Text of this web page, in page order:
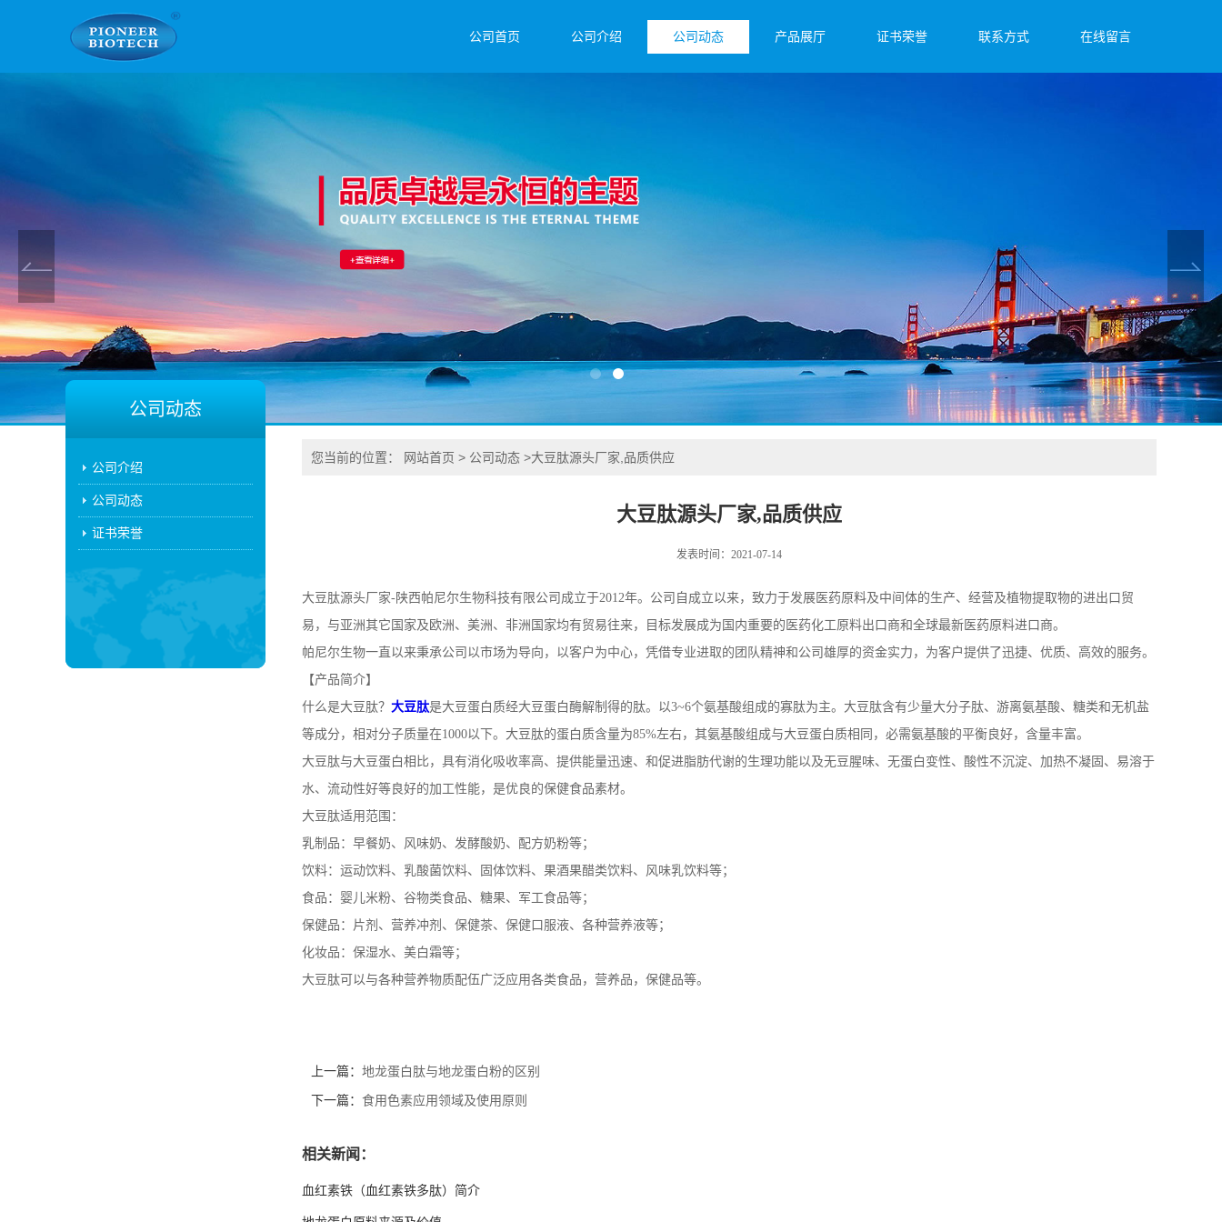
公司首页 公司介绍 公司动态 产品展厅 证书荣誉 联系方式 在线留言
公司动态
公司介绍
公司动态
证书荣誉
您当前的位置： 网站首页 > 公司动态 >大豆肽源头厂家,品质供应
大豆肽源头厂家,品质供应
发表时间：2021-07-14
大豆肽源头厂家-陕西帕尼尔生物科技有限公司成立于2012年。公司自成立以来，致力于发展医药原料及中间体的生产、经营及植物提取物的进出口贸
易，与亚洲其它国家及欧洲、美洲、非洲国家均有贸易往来，目标发展成为国内重要的医药化工原料出口商和全球最新医药原料进口商。
帕尼尔生物一直以来秉承公司以市场为导向，以客户为中心，凭借专业进取的团队精神和公司雄厚的资金实力，为客户提供了迅捷、优质、高效的服务。
【产品简介】
什么是大豆肽？ 大豆肽是大豆蛋白质经大豆蛋白酶解制得的肽。以3~6个氨基酸组成的寡肽为主。大豆肽含有少量大分子肽、游离氨基酸、糖类和无机盐
等成分，相对分子质量在1000以下。大豆肽的蛋白质含量为85%左右，其氨基酸组成与大豆蛋白质相同，必需氨基酸的平衡良好，含量丰富。
大豆肽与大豆蛋白相比，具有消化吸收率高、提供能量迅速、和促进脂肪代谢的生理功能以及无豆腥味、无蛋白变性、酸性不沉淀、加热不凝固、易溶于
水、流动性好等良好的加工性能，是优良的保健食品素材。
大豆肽适用范围：
乳制品：早餐奶、风味奶、发酵酸奶、配方奶粉等；
饮料：运动饮料、乳酸菌饮料、固体饮料、果酒果醋类饮料、风味乳饮料等；
食品：婴儿米粉、谷物类食品、糖果、军工食品等；
保健品：片剂、营养冲剂、保健茶、保健口服液、各种营养液等；
化妆品：保湿水、美白霜等；
大豆肽可以与各种营养物质配伍广泛应用各类食品，营养品，保健品等。
上一篇： 地龙蛋白肽与地龙蛋白粉的区别
下一篇： 食用色素应用领域及使用原则
相关新闻：
血红素铁（血红素铁多肽）简介